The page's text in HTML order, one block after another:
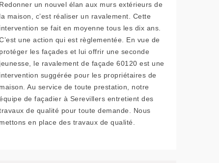
Redonner un nouvel élan aux murs extérieurs de
la maison, c’est réaliser un ravalement. Cette
intervention se fait en moyenne tous les dix ans.
une action qui est règlementée. En vue de
protéger les façades et lui offrir une seconde
jeunesse, le ravalement de façade 60120 est une
intervention suggérée pour les propriétaires de
maison. Au service de toute prestation, notre
de façadier à Serevillers entretient des
de qualité pour toute demande. Nous
mettons en place des travaux de qualité.